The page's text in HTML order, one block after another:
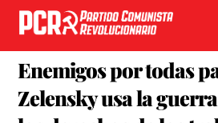
Skip
content
Enemigos por todas
Zelensky usa la